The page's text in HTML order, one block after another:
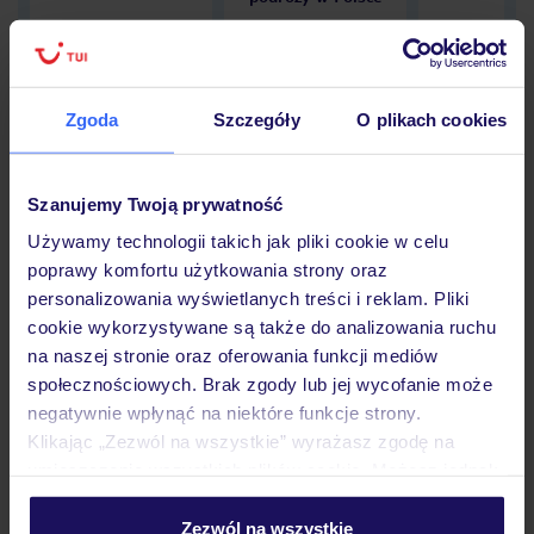
Zgoda Szczegóły O plikach cookies
Szanujemy Twoją prywatność
Używamy technologii takich jak pliki cookie w celu
poprawy komfortu użytkowania strony oraz
personalizowania wyświetlanych treści i reklam. Pliki
cookie wykorzystywane są także do analizowania ruchu
na naszej stronie oraz oferowania funkcji mediów
społecznościowych. Brak zgody lub jej wycofanie może
negatywnie wpłynąć na niektóre funkcje strony.
Klikając „Zezwól na wszystkie” wyrażasz zgodę na
personalizować swój wybór wchodząc w zakładkę
Zezwól na wszystkie
Hotel
Opinie
Pokoje
Wyżywienie
Atrakcje